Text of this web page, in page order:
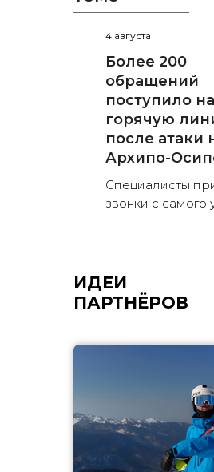
4 августа
Более 200
обращений
поступило на
горячую
после атаки
Архипо-
Специалисты
звонки с самого
ИДЕИ
ПАРТНЁРОВ